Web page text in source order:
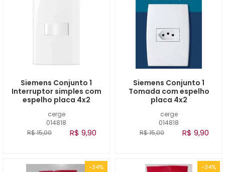
cerge
014818
Siemens Conjunto 1
Interruptor simples com
espelho placa 4x2
R$ 15,00 R$ 9,90
cerge
014818
Siemens Conjunto 1
Tomada com espelho
placa 4x2
R$ 15,00 R$ 9,90
-34% -34%